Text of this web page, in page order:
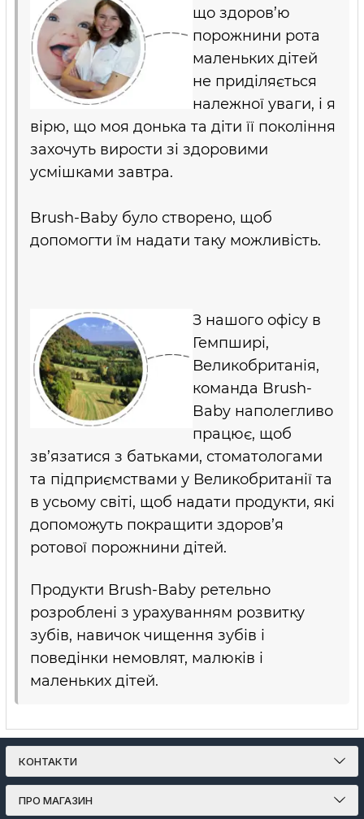
що здоров’ю
порожнини рота
маленьких дітей
не приділяється
належної уваги, і я
вірю, що моя донька та діти її покоління
захочуть вирости зі здоровими
усмішками завтра.
Brush-Baby було створено, щоб
допомогти їм надати таку можливість.
З нашого офісу в
Гемпширі,
Великобританія,
команда Brush-
Baby наполегливо
працює, щоб
зв’язатися з батьками, стоматологами
та підприємствами у Великобританії та
в усьому світі, щоб надати продукти, які
допоможуть покращити здоров’я
ротової порожнини дітей.
Продукти Brush-Baby ретельно
розроблені з урахуванням розвитку
зубів, навичок чищення зубів і
поведінки немовлят, малюків і
маленьких дітей.
КОНТАКТИ
ПРО МАГАЗИН